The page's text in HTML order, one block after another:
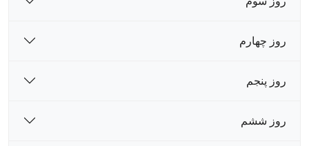
روز چهارم
روز پنجم
روز ششم